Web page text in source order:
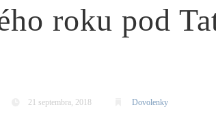
roku pod
21 septembra, 2018 Dovolenky